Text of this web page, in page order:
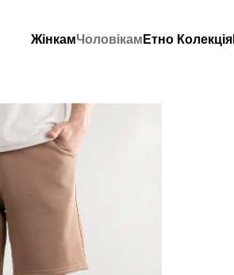
ЖінкамЧоловікам Етно Колекція